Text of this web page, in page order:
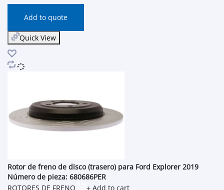
Add to quote
Quick View
Rotor de freno de disco (trasero) para Ford Explorer 2019
Número de pieza: 680686PER
ROTORES DE FRENO
+ Add to cart